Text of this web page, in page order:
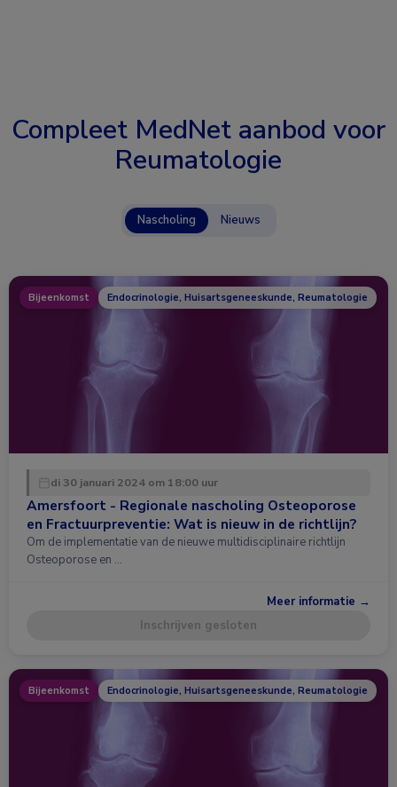
Compleet MedNet aanbod voor
Reumatologie
Nascholing Nieuws
Bijeenkomst Endocrinologie, Huisartsgeneeskunde, Reumatologie
di 30 januari 2024 om 18:00 uur
Amersfoort - Regionale nascholing Osteoporose
en Fractuurpreventie: Wat is nieuw in de richtlijn?
Om de implementatie van de nieuwe multidisciplinaire richtlijn
Osteoporose en …
Meer informatie →
Inschrijven gesloten
Bijeenkomst Endocrinologie, Huisartsgeneeskunde, Reumatologie